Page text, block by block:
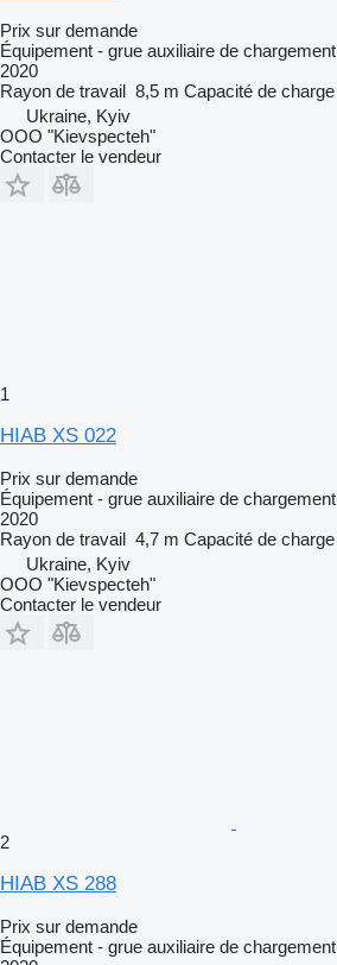
Prix sur demande
Équipement - grue auxiliaire de chargement
2020
Rayon de travail 8,5 m Capacité de charge
Ukraine, Kyiv
OOO "Kievspecteh"
Contacter le vendeur
1
HIAB XS 022
Prix sur demande
Équipement - grue auxiliaire de chargement
2020
Rayon de travail 4,7 m Capacité de charge
Ukraine, Kyiv
OOO "Kievspecteh"
Contacter le vendeur
2
HIAB XS 288
Prix sur demande
Équipement - grue auxiliaire de chargement